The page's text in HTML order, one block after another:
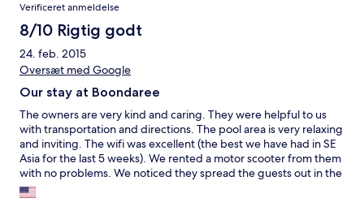
quaint and cosy, like a boutique, which has a sense of calmness
and serenity that made us feel at home. It is very safe, and
conveniently located. Will definitely return.
Verificeret anmeldelse
8/10 Rigtig godt
24. feb. 2015
Oversæt med Google
Our stay at Boondaree
The owners are very kind and caring. They were helpful to us
with transportation and directions. The pool area is very relaxing
and inviting. The wifi was excellent (the best we have had in SE
Asia for the last 5 weeks). We rented a motor scooter from them
with no problems. We noticed they spread the guests out in the
rooms so that everyone wasn't right next to each other (very
nice!)